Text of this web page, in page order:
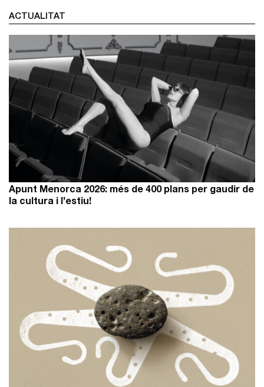
ACTUALITAT
Apunt Menorca 2026: més de 400 plans per gaudir de
la cultura i l’estiu!